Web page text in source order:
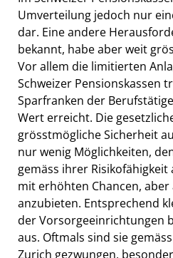
Umverteilung jedoch nur
dar. Eine andere
bekannt, habe aber weit
Vor allem die limitierten
Schweizer Pensionskassen
Sparfranken der
Wert erreicht. Die
grösstmögliche Sicherheit
nur wenig Möglichkeiten,
gemäss ihrer Risikofähigkeit
mit erhöhten Chancen,
anzubieten. Entsprechend
der Vorsorgeeinrichtungen
aus. Oftmals sind sie
Zurich gezwungen,